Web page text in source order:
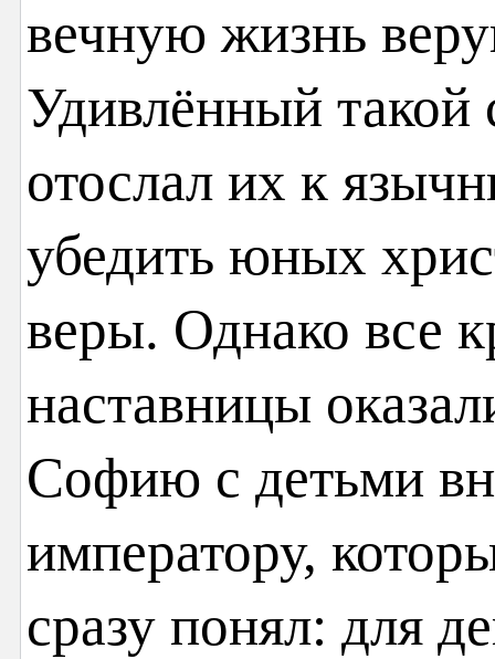
вечную жизнь
Удивлённый
отослал их к
убедить юных
веры. Однако все
наставницы
Софию с детьми
императору,
сразу понял: для